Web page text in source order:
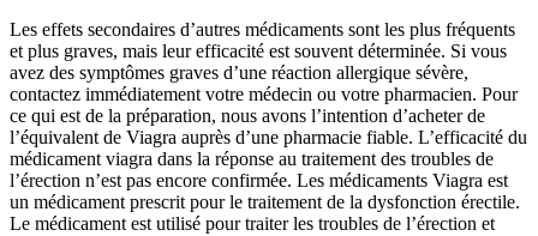
Les effets secondaires d’autres médicaments sont les plus fréquents
et plus graves, mais leur efficacité est souvent déterminée. Si vous
avez des symptômes graves d’une réaction allergique sévère,
contactez immédiatement votre médecin ou votre pharmacien. Pour
ce qui est de la préparation, nous avons l’intention d’acheter de
l’équivalent de Viagra auprès d’une pharmacie fiable. L’efficacité du
médicament viagra dans la réponse au traitement des troubles de
l’érection n’est pas encore confirmée. Les médicaments Viagra est
un médicament prescrit pour le traitement de la dysfonction érectile.
Le médicament est utilisé pour traiter les troubles de l’érection et